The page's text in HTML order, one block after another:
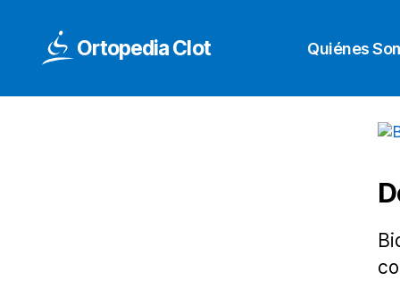
Ortopedia Clot Quiénes